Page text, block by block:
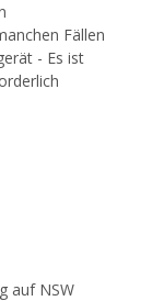
Fällen
- Es ist
auf NSW